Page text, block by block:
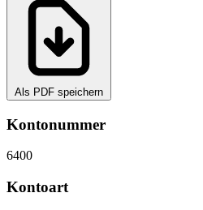
Als PDF speichern
Kontonummer
6400
Kontoart